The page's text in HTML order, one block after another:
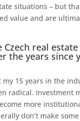
situations – but
value and are
Czech real
the years since
my 15 years in the
radical. Investment
more
don’t make